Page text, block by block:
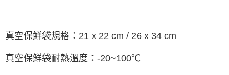
真空保鮮袋規格：21 x 22 cm / 26 x 34 cm
真空保鮮袋耐熱溫度：-20~100℃